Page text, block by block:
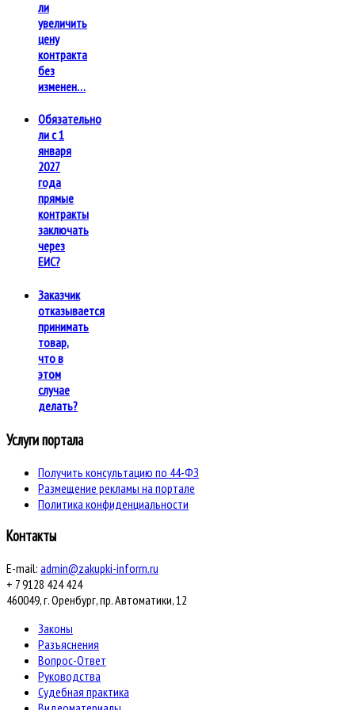
ли
увеличить
цену
контракта
без
изменен…
Обязательно
ли с 1
января
2027
года
прямые
контракты
заключать
через
ЕИС?
Заказчик
отказывается
принимать
товар,
что в
этом
случае
делать?
Услуги портала
Получить консультацию по 44-ФЗ
Размещение рекламы на портале
Политика конфиденциальности
Контакты
E-mail: admin@zakupki-inform.ru
+ 7 9128 424 424
460049, г. Оренбург, пр. Автоматики, 12
Законы
Разъяснения
Вопрос-Ответ
Руководства
Судебная практика